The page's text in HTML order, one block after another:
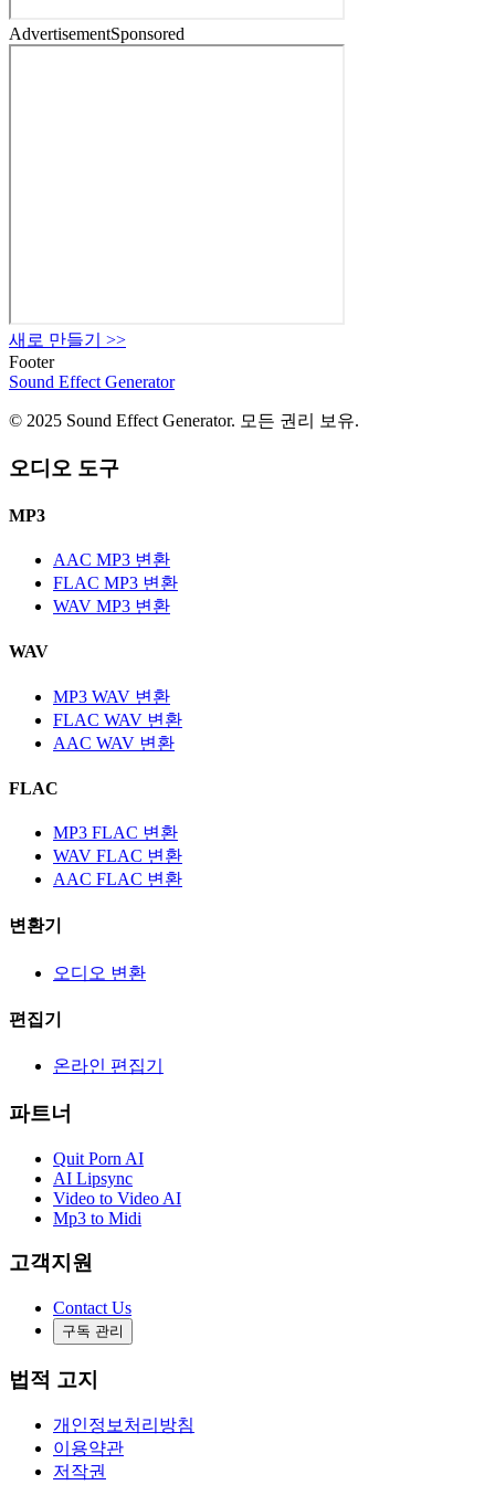
AdvertisementSponsored
새로 만들기
>>
Footer
Sound Effect Generator
© 2025 Sound Effect Generator. 모든 권리 보유.
오디오 도구
MP3
AAC MP3 변환
FLAC MP3 변환
WAV MP3 변환
WAV
MP3 WAV 변환
FLAC WAV 변환
AAC WAV 변환
FLAC
MP3 FLAC 변환
WAV FLAC 변환
AAC FLAC 변환
변환기
오디오 변환
편집기
온라인 편집기
파트너
Quit Porn AI
AI Lipsync
Video to Video AI
Mp3 to Midi
고객지원
Contact Us
구독 관리
법적 고지
개인정보처리방침
이용약관
저작권